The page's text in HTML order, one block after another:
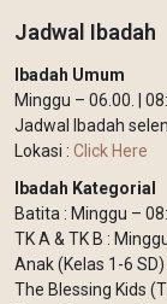
Jadwal Ibadah
Ibadah Umum
Minggu – 06.00. |
Jadwal Ibadah
Lokasi : Click Here
Ibadah Kategorial
Batita : Minggu –
TK A & TK B :
Anak (Kelas 1-6
The Blessing Kids